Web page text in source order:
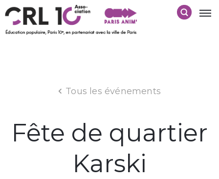
Tous les événements
Fête de quartier
Karski